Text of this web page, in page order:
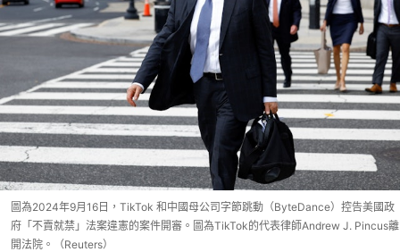
圖為2024年9月16日，TikTok 和中國母公司字節跳動（ByteDance）控告美國政
府「不賣就禁」法案違憲的案件開審。圖為TikTok的代表律師Andrew J. Pincus離
開法院。（Reuters）